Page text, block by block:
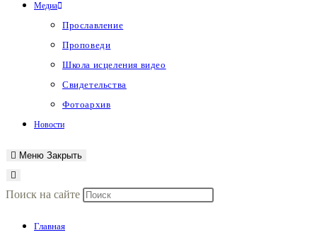
Медиа
Прославление
Проповеди
Школа исцеления видео
Свидетельства
Фотоархив
Новости
Меню Закрыть
Поиск на сайте
Главная